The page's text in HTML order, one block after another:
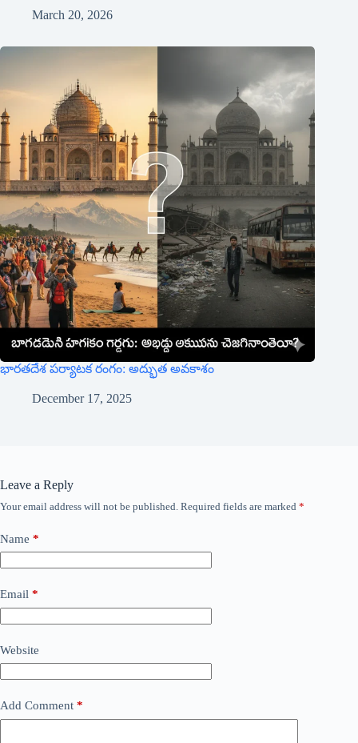
March 20, 2026
​భారతదేశ పర్యాటక రంగం: అద్భుత అవకాశం
December 17, 2025
Leave a Reply
Your email address will not be published. Required fields are marked *
Name *
Email *
Website
Add Comment *